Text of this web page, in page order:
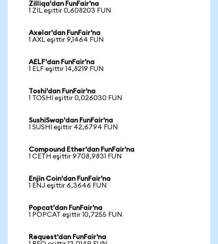
Zilliqa'dan FunFair'na
1 ZIL eşittir 0,608203 FUN
Axelar'dan FunFair'na
1 AXL eşittir 9,1464 FUN
AELF'dan FunFair'na
1 ELF eşittir 14,8219 FUN
Toshi'dan FunFair'na
1 TOSHI eşittir 0,026030 FUN
SushiSwap'dan FunFair'na
1 SUSHI eşittir 42,6794 FUN
Compound Ether'dan FunFair'na
1 CETH eşittir 9708,9831 FUN
Enjin Coin'dan FunFair'na
1 ENJ eşittir 6,3646 FUN
Popcat'dan FunFair'na
1 POPCAT eşittir 10,7255 FUN
Request'dan FunFair'na